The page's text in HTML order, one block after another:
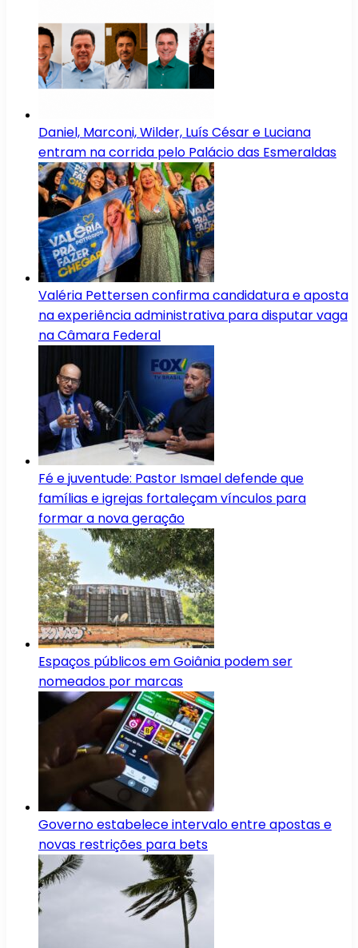
Daniel, Marconi, Wilder, Luís César e Luciana
entram na corrida pelo Palácio das Esmeraldas
Valéria Pettersen confirma candidatura e aposta
na experiência administrativa para disputar vaga
na Câmara Federal
Fé e juventude: Pastor Ismael defende que
famílias e igrejas fortaleçam vínculos para
formar a nova geração
Espaços públicos em Goiânia podem ser
nomeados por marcas
Governo estabelece intervalo entre apostas e
novas restrições para bets